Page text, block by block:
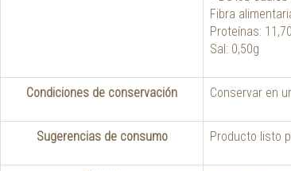
Fibra
Proteínas:
Sal: 0,50g
Condiciones de conservación Conservar en
Sugerencias de consumo Producto listo